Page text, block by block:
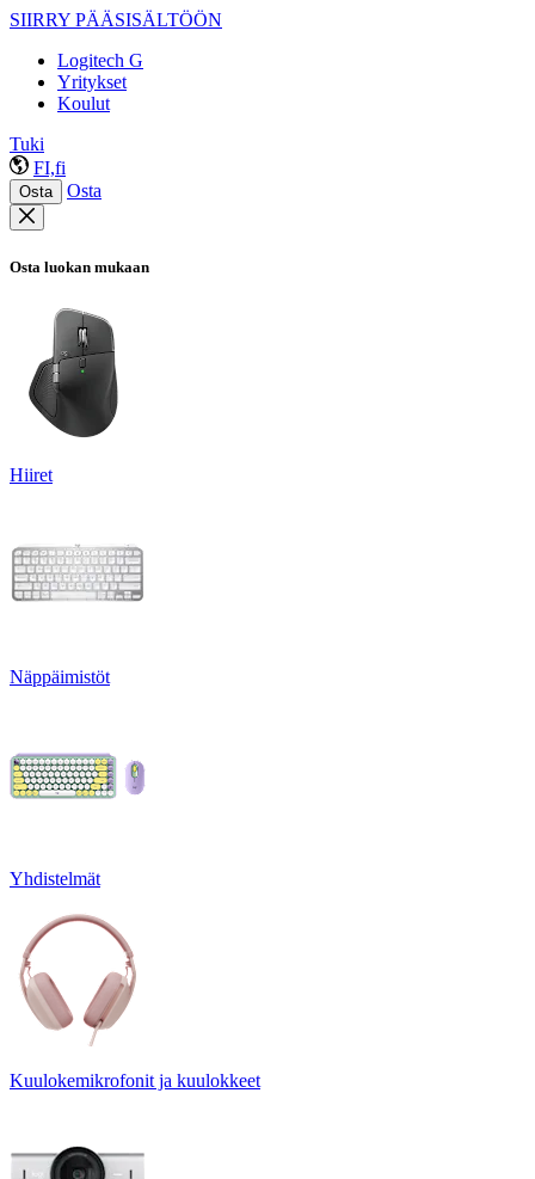
SIIRRY PÄÄSISÄLTÖÖN
Logitech G
Yritykset
Koulut
Tuki
FI,fi
Osta Osta
Osta luokan mukaan
Hiiret
Näppäimistöt
Yhdistelmät
Kuulokemikrofonit ja kuulokkeet